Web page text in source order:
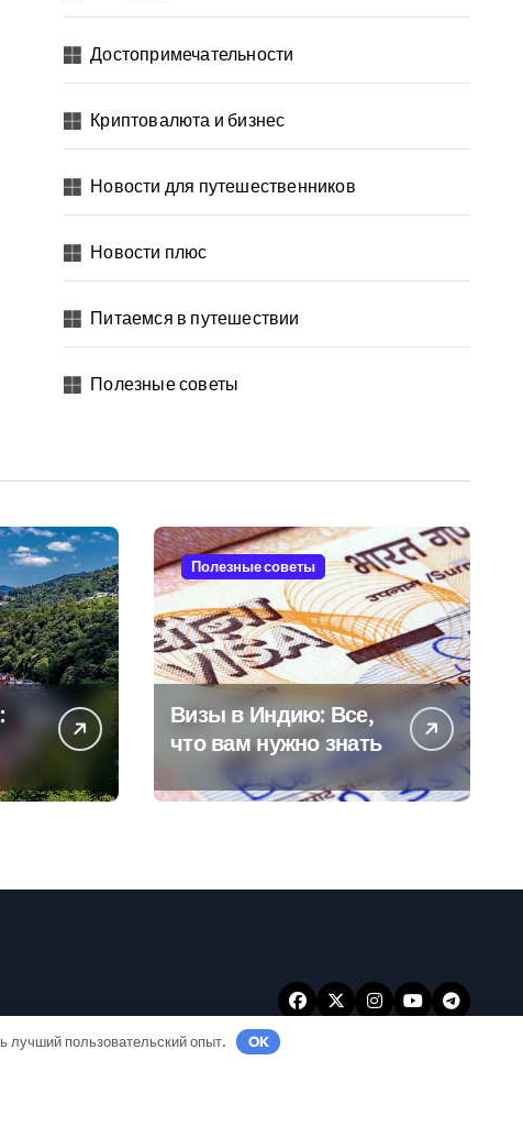
Достопримечательности
Криптовалюта и бизнес
Новости для путешественников
Новости плюс
Питаемся в путешествии
Полезные советы
Полезные советы
Визы в Индию: Все,
что вам нужно знать
лучший пользовательский опыт. OK